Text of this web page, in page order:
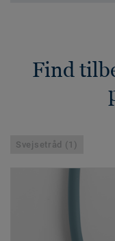
Find
Svejsetråd (1)